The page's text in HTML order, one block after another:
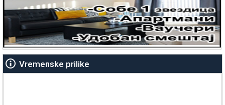
Vremenske prilike